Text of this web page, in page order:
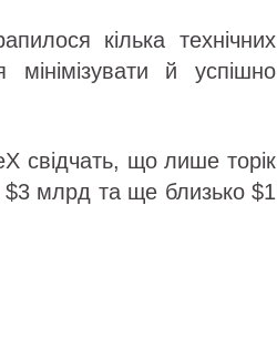
кілька технічних
й успішно
свідчать, що лише торік
$3 млрд та ще близько $1